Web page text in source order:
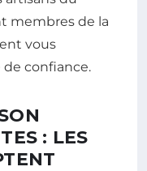
membres de la
vous
confiance.
: LES